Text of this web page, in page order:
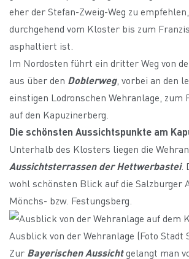
eher der Stefan-Zweig-Weg zu
durchgehend vom Kloster bis zum
asphaltiert ist.
Im Nordosten führt ein dritter Weg von
aus über den Doblerweg, vorbei an den
einstigen Lodronschen Wehranlage, zum
auf den Kapuzinerberg.
Die schönsten Aussichtspunkte am
Unterhalb des Klosters liegen die
Aussichtsterrassen der Hettwerbastei.
wohl schönsten Blick auf die Salzburger
Mönchs- bzw. Festungsberg.
Ausblick von der Wehranlage (Foto Stadt
Zur Bayerischen Aussichtgelangt man